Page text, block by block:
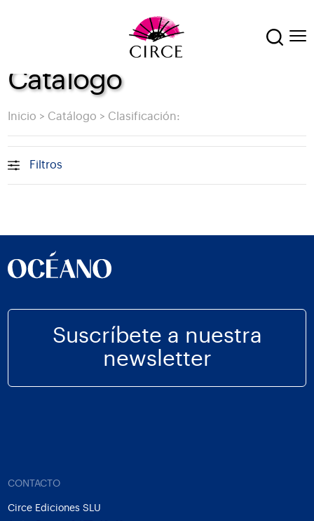
Catálogo
Inicio > Catálogo > Clasificación:
Filtros
Suscríbete a nuestra
newsletter
CONTACTO
Circe Ediciones SLU